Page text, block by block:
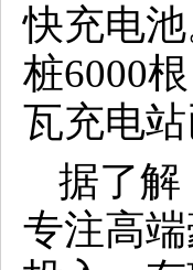
快充电
桩6000
瓦充电站
据了解
专注高